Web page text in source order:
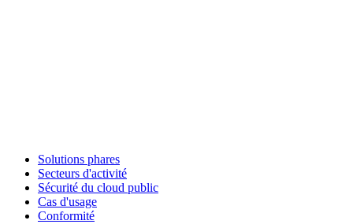
Solutions phares
Secteurs d'activité
Sécurité du cloud public
Cas d'usage
Conformité